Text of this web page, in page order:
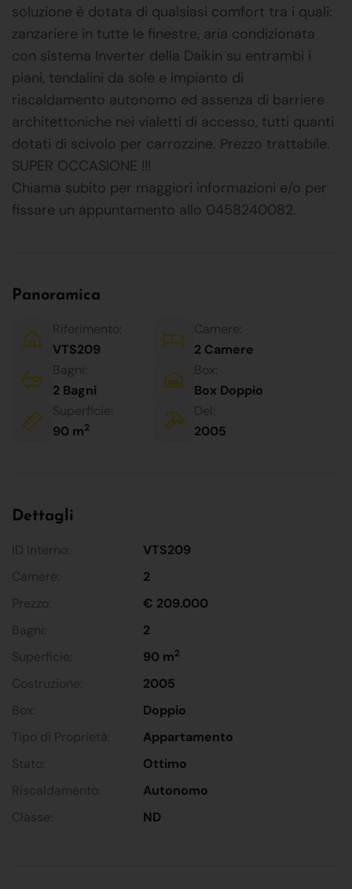
soluzione è dotata di qualsiasi comfort tra i quali:
zanzariere in tutte le finestre, aria condizionata
con sistema Inverter della Daikin su entrambi i
piani, tendalini da sole e impianto di
riscaldamento autonomo ed assenza di barriere
architettoniche nei vialetti di accesso, tutti quanti
dotati di scivolo per carrozzine. Prezzo trattabile.
SUPER OCCASIONE !!!
Chiama subito per maggiori informazioni e/o per
fissare un appuntamento allo 0458240082.
Panoramica
Riferimento:
VTS209
Camere:
2 Camere
Bagni:
2 Bagni
Box:
Box Doppio
Superficie:
90 m2
Del:
2005
Dettagli
ID Interno:
VTS209
Camere:
2
Prezzo:
€ 209.000
Bagni:
2
Superficie:
90 m2
Costruzione:
2005
Box:
Doppio
Tipo di Proprietà:
Appartamento
Stato:
Ottimo
Riscaldamento:
Autonomo
Classe:
ND